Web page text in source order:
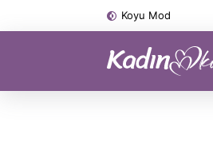
Koyu Mod